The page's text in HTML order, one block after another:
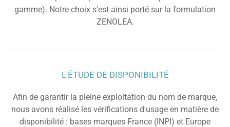
gamme). Notre choix s'est ainsi porté sur la formulation
ZENOLEA.
L'ÉTUDE DE DISPONIBILITÉ
Afin de garantir la pleine exploitation du nom de marque,
nous avons réalisé les vérifications d'usage en matière de
disponibilité : bases marques France (INPI) et Europe